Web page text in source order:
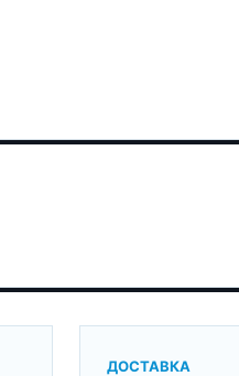
ДОСТАВКА